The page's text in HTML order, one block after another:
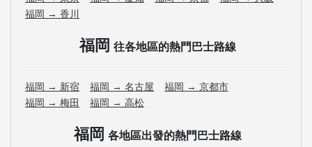
福岡 → 香川
福岡 往各地區的熱門巴士路線
福岡 → 新宿 福岡 → 名古屋
福岡 → 京都市
福岡 → 梅田
福岡 → 高松
福岡 各地區出發的熱門巴士路線